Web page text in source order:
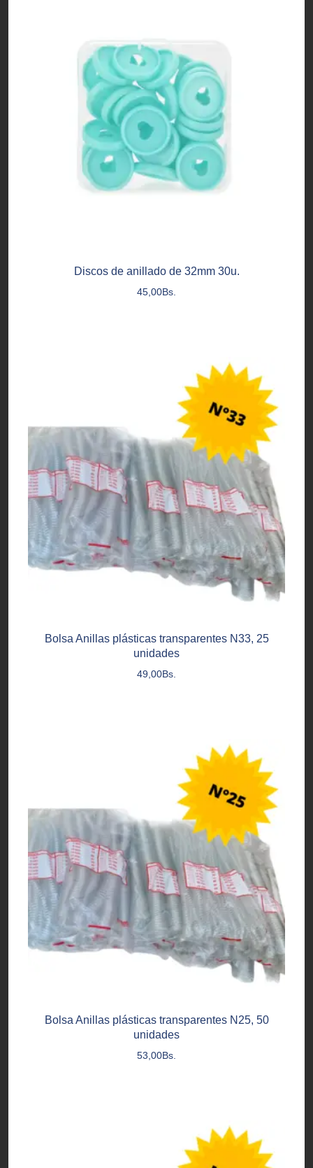
Discos de anillado de 32mm 30u.
45,00Bs.
Bolsa Anillas plásticas transparentes N33, 25
unidades
49,00Bs.
Bolsa Anillas plásticas transparentes N25, 50
unidades
53,00Bs.